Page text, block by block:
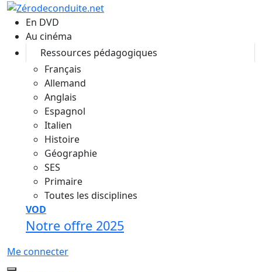
Aller au contenu principal
En DVD
Au cinéma
Ressources pédagogiques
Français
Allemand
Anglais
Espagnol
Italien
Histoire
Géographie
SES
Primaire
Toutes les disciplines
VOD
Notre offre 2025
Me connecter